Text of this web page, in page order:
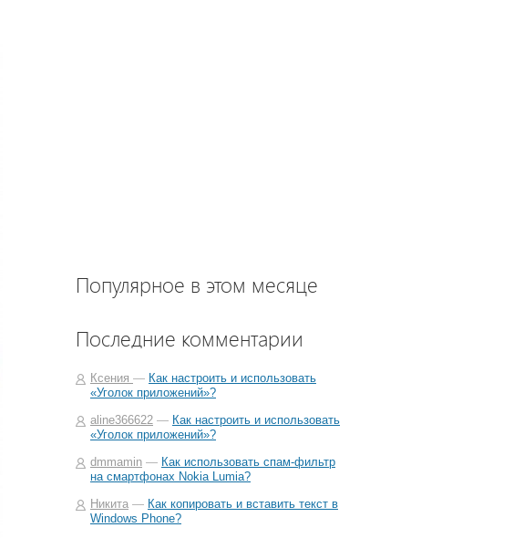
Популярное в этом месяце
Последние комментарии
Ксения — Как настроить и использовать
«Уголок приложений»?
aline366622 — Как настроить и использовать
«Уголок приложений»?
dmmamin — Как использовать спам-фильтр
на смартфонах Nokia Lumia?
Никита — Как копировать и вставить текст в
Windows Phone?